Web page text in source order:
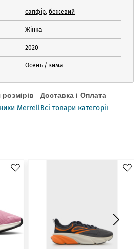
сапфір, бежевий
Жінка
2020
Осень / зима
Доставка і Оплата
MerrellВсі товари категорії